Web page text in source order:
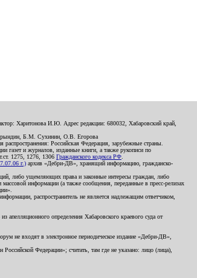
Харитонова И.Ю. Адрес редакции: 680032, Хабаровский край,
Б.М. Сухинин, О.В. Егорова
Российская Федерация, зарубежные страны.
газет и журналов, изданные книги, а также рукописи по
1275, 1276, 1306 Гражданского кодекса РФ
г.) архив «Дебри-ДВ», хранящий информацию, гражданско-
либо ущемляющих права и законные интересы граждан, либо
информации (а также сообщения, переданные в пресс-релизах
распространитель не является надлежащим ответчиком,
определения Хабаровского краевого суда от
не входят в электронное периодическое издание «Дебри-ДВ»,
Федерации»; считать, там где не указано: лицо (лица),